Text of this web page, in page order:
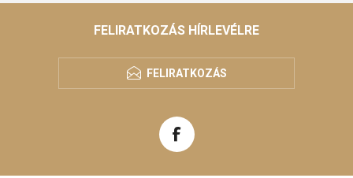
FELIRATKOZÁS HÍRLEVÉLRE
FELIRATKOZÁS